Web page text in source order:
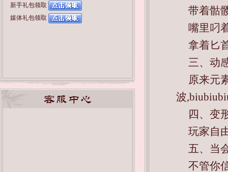
新手礼包领取
媒体礼包领取
带着骷
嘴里叼
拿着匕
三、动
原来元
波
四、变
玩家自
五、当
不管你